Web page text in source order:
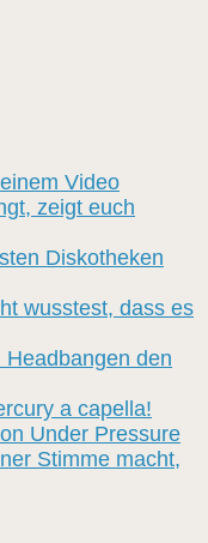
Video
zeigt euch
Diskotheken
wusstest, dass es
den
a capella!
Under Pressure
Stimme macht,